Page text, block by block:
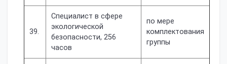
39.
Специалист в сфере
экологической
безопасности, 256
часов
по мере
комплектования
группы